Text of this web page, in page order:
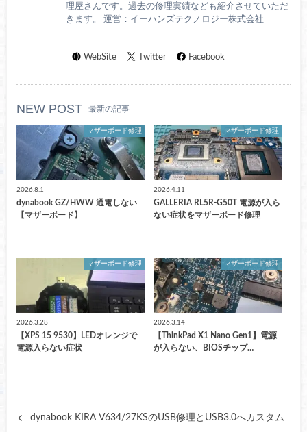
理屋さんです。過去の修理実績なども紹介させていただ
きます。 運営：イーハンズテクノロジー株式会社
WebSite Twitter Facebook
NEW POST 最新の記事
マザーボード修理
2026.8.1
dynabook GZ/HWW 通電しない
【マザーボード】
マザーボード修理
2026.4.11
GALLERIA RL5R-G50T 電源が入ら
ない症状をマザーボード修理
マザーボード修理
2026.3.28
【XPS 15 9530】LEDオレンジで
電源入らない症状
マザーボード修理
2026.3.14
【ThinkPad X1 Nano Gen1】電源
が入らない、BIOSチップ…
dynabook KIRA V634/27KSのUSB修理とUSB3.0へカスタム